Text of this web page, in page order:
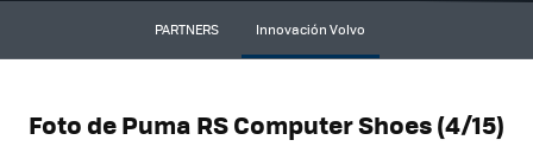
PARTNERS Innovación Volvo
Foto de Puma RS Computer Shoes (4/15)